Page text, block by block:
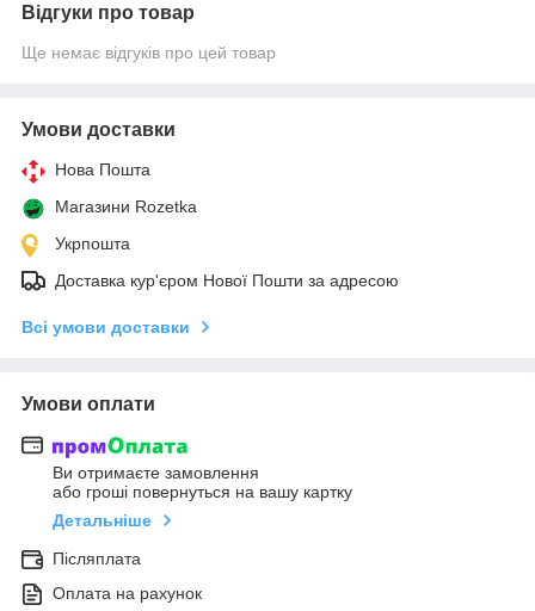
Відгуки про товар
Ще немає відгуків про цей товар
Умови доставки
Нова Пошта
Магазини Rozetka
Укрпошта
Доставка кур'єром Нової Пошти за адресою
Всі умови доставки
Умови оплати
Ви отримаєте замовлення
або гроші повернуться на вашу картку
Детальніше
Післяплата
Оплата на рахунок